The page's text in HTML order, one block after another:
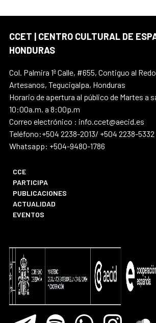
CCET | CENTRO CULTURAL DE
HONDURAS
Col. Palmira 1ª Calle, #655, Contiguo al
Artesanos, Tegucigalpa, Honduras
Horario de apertura al público de Martes a
10:00a.m. a 8:00p.m
Correo electrónico : info.ccet@aecid.es
Teléfono:+504 2238-2013/ +504 2238-5332
Whatsapp: +504-9480-1786
CCE
PARTICIPA
PUBLICACIONES
ACTUALIDAD
EVENTOS
TelegramSpotify WhatsappInstagram